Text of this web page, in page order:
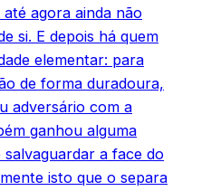
agora ainda não
si. E depois há quem
elementar: para
de forma duradoura,
adversário com a
ganhou alguma
salvaguardar a face do
isto que o separa